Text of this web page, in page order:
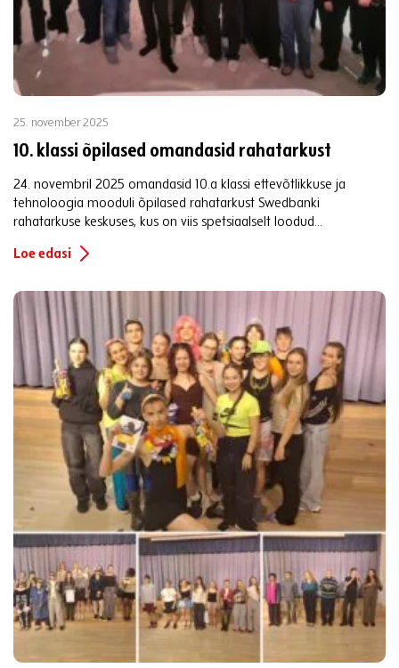
25. november 2025
10. klassi õpilased omandasid rahatarkust
24. novembril 2025 omandasid 10.a klassi ettevõtlikkuse ja
tehnoloogia mooduli õpilased rahatarkust Swedbanki
rahatarkuse keskuses, kus on viis spetsiaalselt loodud...
Loe edasi